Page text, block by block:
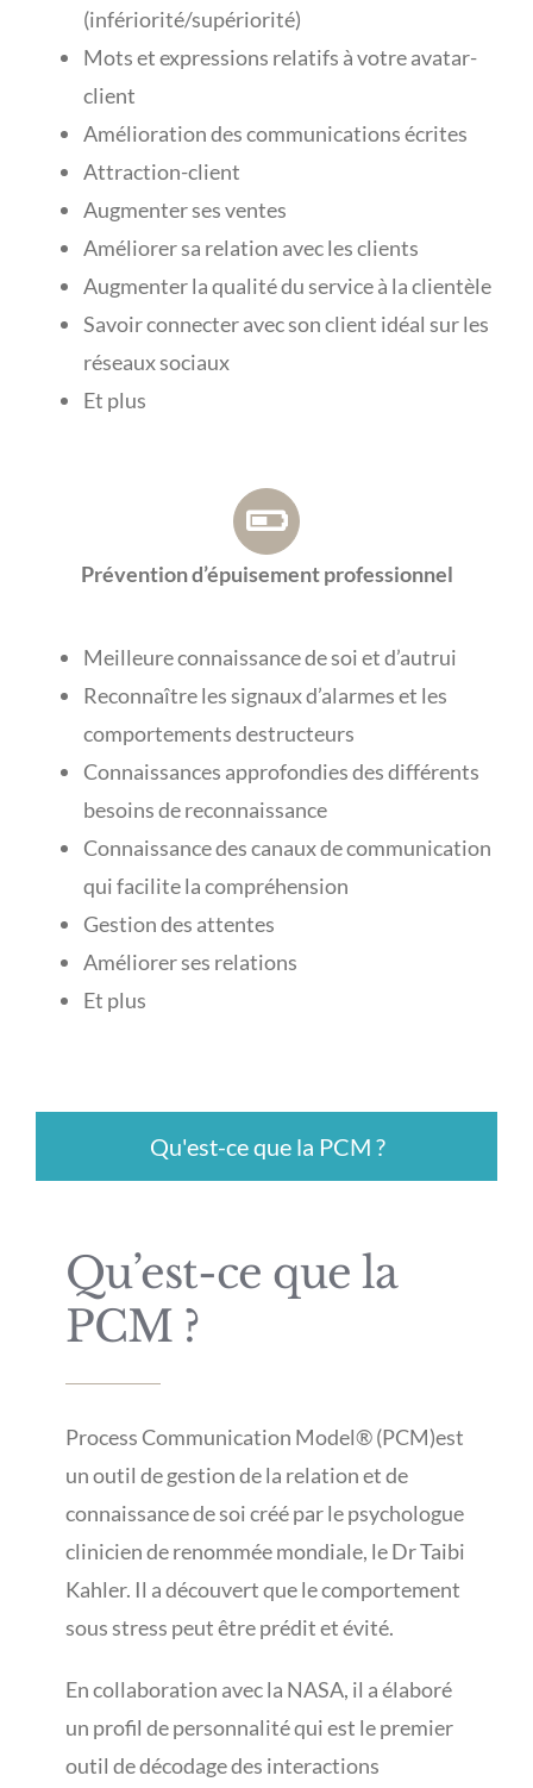
(infériorité/supériorité)
Mots et expressions relatifs à votre avatar-
client
Amélioration des communications écrites
Attraction-client
Augmenter ses ventes
Améliorer sa relation avec les clients
Augmenter la qualité du service à la clientèle
Savoir connecter avec son client idéal sur les
réseaux sociaux
Et plus
Prévention d’épuisement professionnel
Meilleure connaissance de soi et d’autrui
Reconnaître les signaux d’alarmes et les
comportements destructeurs
Connaissances approfondies des différents
besoins de reconnaissance
Connaissance des canaux de communication
qui facilite la compréhension
Gestion des attentes
Améliorer ses relations
Et plus
Qu'est-ce que la PCM ?
Qu’est-ce que la
PCM ?
Process Communication Model® (PCM)est
un outil de gestion de la relation et de
connaissance de soi créé par le psychologue
clinicien de renommée mondiale, le Dr Taibi
Kahler. Il a découvert que le comportement
sous stress peut être prédit et évité.
En collaboration avec la NASA, il a élaboré
un profil de personnalité qui est le premier
outil de décodage des interactions